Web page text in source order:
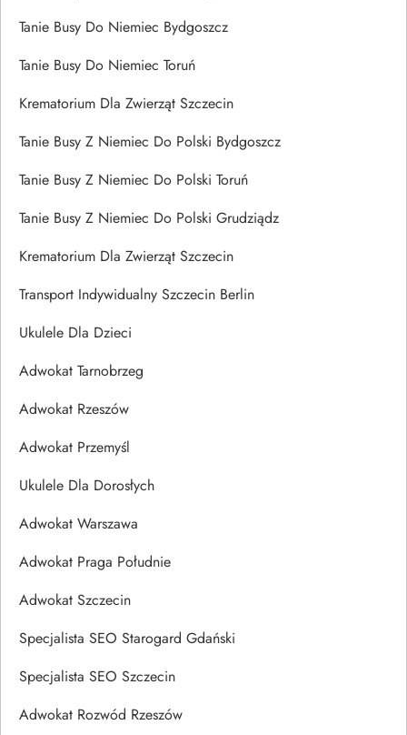
Tanie Busy Do Niemiec Bydgoszcz
Tanie Busy Do Niemiec Toruń
Krematorium Dla Zwierząt Szczecin
Tanie Busy Z Niemiec Do Polski Bydgoszcz
Tanie Busy Z Niemiec Do Polski Toruń
Tanie Busy Z Niemiec Do Polski Grudziądz
Krematorium Dla Zwierząt Szczecin
Transport Indywidualny Szczecin Berlin
Ukulele Dla Dzieci
Adwokat Tarnobrzeg
Adwokat Rzeszów
Adwokat Przemyśl
Ukulele Dla Dorosłych
Adwokat Warszawa
Adwokat Praga Południe
Adwokat Szczecin
Specjalista SEO Starogard Gdański
Specjalista SEO Szczecin
Adwokat Rozwód Rzeszów